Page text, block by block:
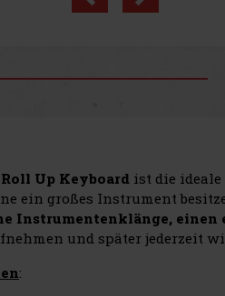
Up Keyboard ist die
ein großes Instrument
Instrumentenklänge,
und später jederzeit
: